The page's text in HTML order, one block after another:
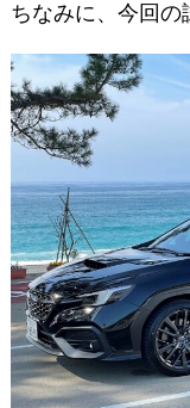
ちなみに、今回の